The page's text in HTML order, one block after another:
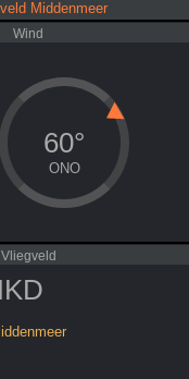
Middenmeer
Wind
60°
ONO
Vliegveld